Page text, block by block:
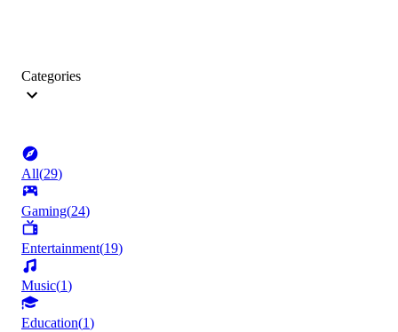
Categories
All(29)
Gaming(24)
Entertainment(19)
Music(1)
Education(1)